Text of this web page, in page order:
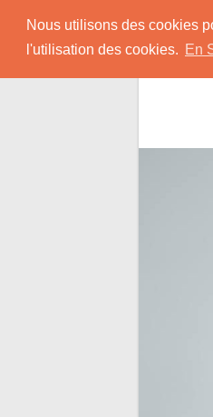
Nous utilisons des cookies
l'utilisation des cookies. En
content